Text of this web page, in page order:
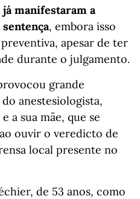
já manifestaram a
, embora isso
apesar de ter
durante o julgamento.
grande
anestesiologista,
a sua mãe, que se
ouvir o veredicto de
local presente no
de 53 anos, como